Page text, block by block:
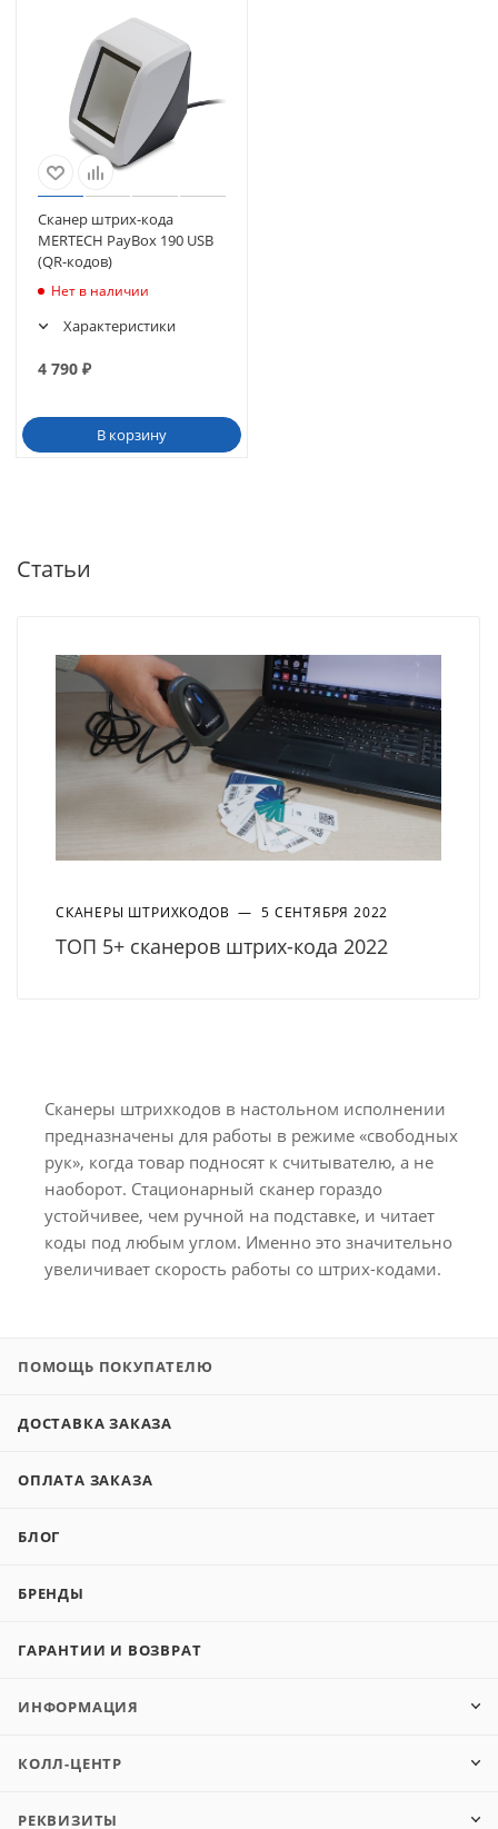
Сканер штрих-кода
MERTECH PayBox 190 USB
(QR-кодов)
Нет в наличии
Характеристики
4 790 ₽
В корзину
Статьи
СКАНЕРЫ ШТРИХКОДОВ — 5 СЕНТЯБРЯ 2022
ТОП 5+ сканеров штрих-кода 2022
Сканеры штрихкодов в настольном исполнении
предназначены для работы в режиме «свободных
рук», когда товар подносят к считывателю, а не
наоборот. Стационарный сканер гораздо
устойчивее, чем ручной на подставке, и читает
коды под любым углом. Именно это значительно
увеличивает скорость работы со штрих-кодами.
ПОМОЩЬ ПОКУПАТЕЛЮ
ДОСТАВКА ЗАКАЗА
ОПЛАТА ЗАКАЗА
БЛОГ
БРЕНДЫ
ГАРАНТИИ И ВОЗВРАТ
ИНФОРМАЦИЯ
КОЛЛ-ЦЕНТР
РЕКВИЗИТЫ